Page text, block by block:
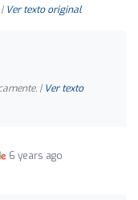
Ver texto original
| Ver texto
6 years ago